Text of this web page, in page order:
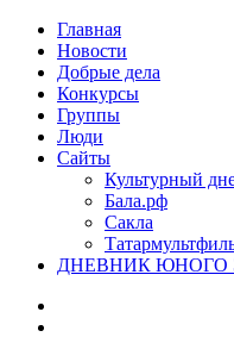
Главная
Новости
Добрые дела
Конкурсы
Группы
Люди
Сайты
Культурный
Бала.рф
Сакла
ДНЕВНИК ЮНОГО